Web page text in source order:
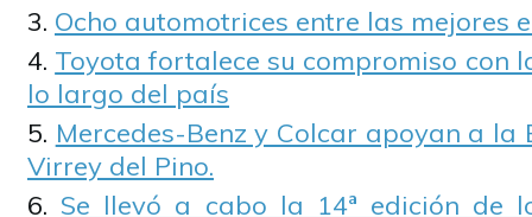
Ocho automotrices entre las mejores
Toyota fortalece su compromiso con
lo largo del país
Mercedes-Benz y Colcar apoyan a
Virrey del Pino.
Se llevó a cabo la 14ª edición de